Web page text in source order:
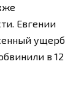
Евгении
ущерб
в 12